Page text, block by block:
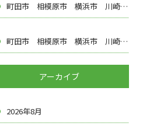
町田市 相模原市 横浜市 川崎市 多摩市 八王子市 調布市 厚木市 塗装屋 遠藤建装
町田市 相模原市 横浜市 川崎市 多摩市 八王子市 調布市 厚木市 塗装屋 遠藤建装
アーカイブ
2026年8月